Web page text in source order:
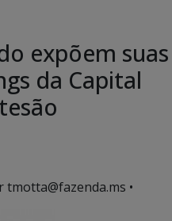
expõem suas
da Capital
tmotta@fazenda.ms •